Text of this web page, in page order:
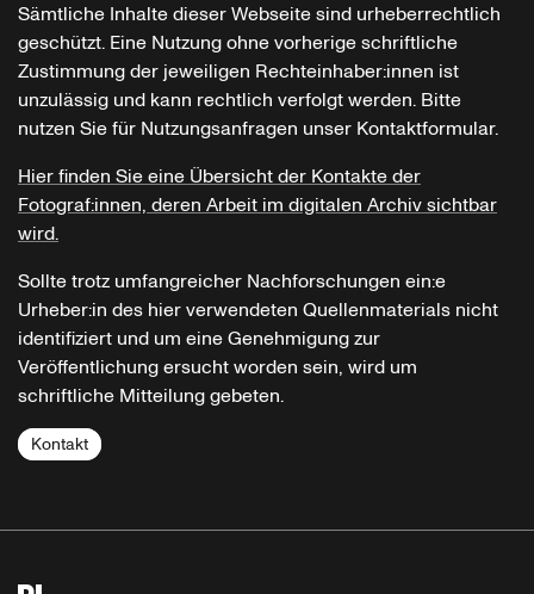
Sämtliche Inhalte dieser Webseite sind urheberrechtlich
geschützt. Eine Nutzung ohne vorherige schriftliche
Zustimmung der jeweiligen Rechteinhaber:innen ist
unzulässig und kann rechtlich verfolgt werden. Bitte
nutzen Sie für Nutzungsanfragen unser Kontaktformular.
Hier finden Sie eine Übersicht der Kontakte der
Fotograf:innen, deren Arbeit im digitalen Archiv sichtbar
wird.
Sollte trotz umfangreicher Nachforschungen ein:e
Urheber:in des hier verwendeten Quellenmaterials nicht
identifiziert und um eine Genehmigung zur
Veröffentlichung ersucht worden sein, wird um
schriftliche Mitteilung gebeten.
Kontakt